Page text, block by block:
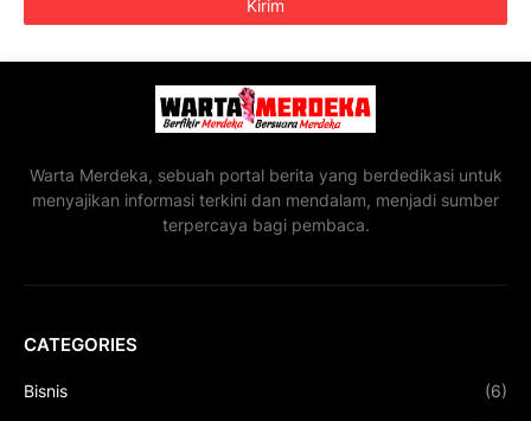
Warta Merdeka, sebuah portal berita yang berdedikasi untuk
menyajikan informasi terkini dan mendalam, menjadi sumber
terpercaya bagi pembaca.
CATEGORIES
Bisnis (6)